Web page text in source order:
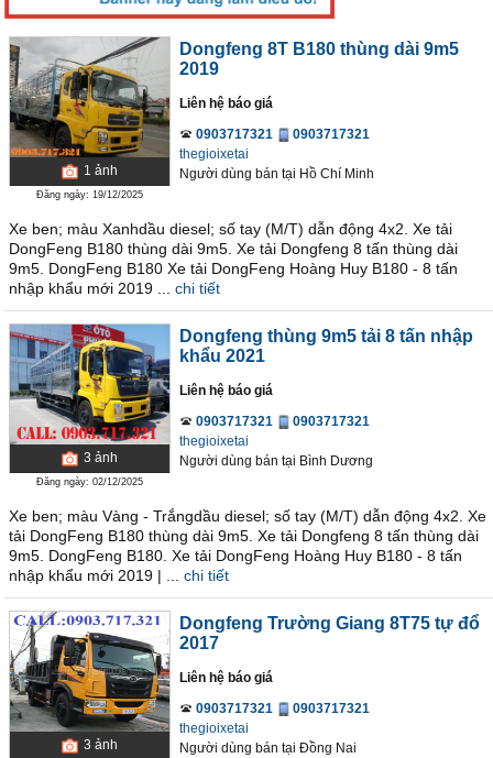
1 ảnh
Đăng ngày: 19/12/2025
Dongfeng 8T B180 thùng dài 9m5
2019
Liên hệ báo giá
0903717321
0903717321
thegioixetai
Người dùng bán tại Hồ Chí Minh
Xe ben; màu Xanhdầu diesel; số tay (M/T) dẫn động 4x2. Xe tải
DongFeng B180 thùng dài 9m5. Xe tải Dongfeng 8 tấn thùng dài
9m5. DongFeng B180 Xe tải DongFeng Hoàng Huy B180 - 8 tấn
nhập khẩu mới 2019 ...
chi tiết
3 ảnh
Đăng ngày: 02/12/2025
Dongfeng thùng 9m5 tải 8 tấn nhập
khẩu 2021
Liên hệ báo giá
0903717321
0903717321
thegioixetai
Người dùng bán tại Bình Dương
Xe ben; màu Vàng - Trắngdầu diesel; số tay (M/T) dẫn động 4x2. Xe
tải DongFeng B180 thùng dài 9m5. Xe tải Dongfeng 8 tấn thùng dài
9m5. DongFeng B180. Xe tải DongFeng Hoàng Huy B180 - 8 tấn
nhập khẩu mới 2019 | ...
chi tiết
3 ảnh
Dongfeng Trường Giang 8T75 tự đổ
2017
Liên hệ báo giá
0903717321
0903717321
thegioixetai
Người dùng bán tại Ðồng Nai